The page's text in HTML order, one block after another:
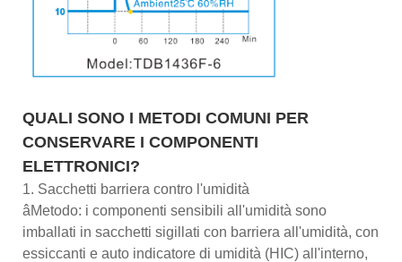
QUALI SONO I METODI COMUNI PER
CONSERVARE I COMPONENTI
ELETTRONICI?
1. Sacchetti barriera contro l'umidità
âMetodo: i componenti sensibili all'umidità sono
imballati in sacchetti sigillati con barriera all'umidità, con
essiccanti e auto indicatore di umidità (HIC) all'interno,